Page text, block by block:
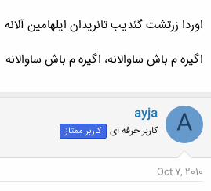
اوردا زرتشت گئدیب تانریدان ایلهامین آلانه
اگیره م باش ساوالانه، اگیره م باش ساوالانه
A
ayja
کاربر حرفه ای کاربر ممتاز
Oct 7, 2010